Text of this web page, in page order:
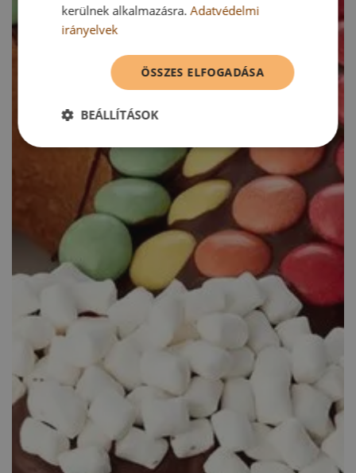
kerülnek alkalmazásra.Adatvédelmi
irányelvek
ÖSSZES ELFOGADÁSA
BEÁLLÍTÁSOK